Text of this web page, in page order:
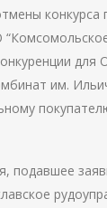
конкурса
им.
подавшее